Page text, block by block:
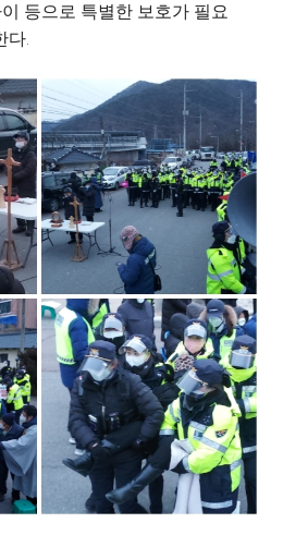
이 등으로 특별한 보호가 필요
다.